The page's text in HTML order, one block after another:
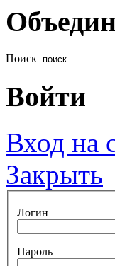
Поиск
Войти
Вход на
Закрыть
Логин
Пароль